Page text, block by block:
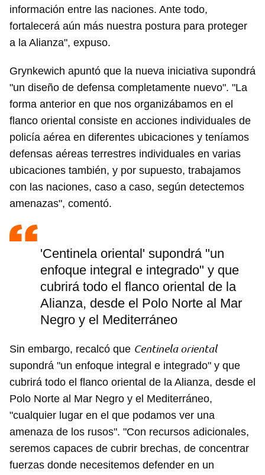
información entre las naciones. Ante todo,
fortalecerá aún más nuestra postura para proteger
a la Alianza", expuso.
Grynkewich apuntó que la nueva iniciativa supondrá
"un diseño de defensa completamente nuevo". "La
forma anterior en que nos organizábamos en el
flanco oriental consiste en acciones individuales de
policía aérea en diferentes ubicaciones y teníamos
defensas aéreas terrestres individuales en varias
ubicaciones también, y por supuesto, trabajamos
con las naciones, caso a caso, según detectemos
amenazas", comentó.
'Centinela oriental' supondrá "un
enfoque integral e integrado" y que
cubrirá todo el flanco oriental de la
Alianza, desde el Polo Norte al Mar
Negro y el Mediterráneo
Sin embargo, recalcó que Centinela oriental
supondrá "un enfoque integral e integrado" y que
cubrirá todo el flanco oriental de la Alianza, desde el
Polo Norte al Mar Negro y el Mediterráneo,
"cualquier lugar en el que podamos ver una
amenaza de los rusos". "Con recursos adicionales,
seremos capaces de cubrir brechas, de concentrar
fuerzas donde necesitemos defender en un